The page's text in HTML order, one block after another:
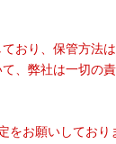
おり、保管方法
、弊社は一切の
をお願いしてお